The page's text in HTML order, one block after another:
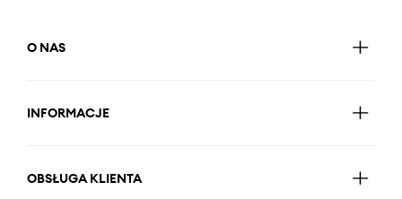
O NAS
INFORMACJE
OBSŁUGA KLIENTA